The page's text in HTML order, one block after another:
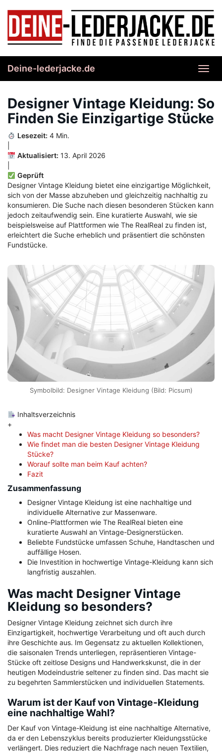
content
Deine-lederjacke.de
Designer Vintage Kleidung: So
Finden Sie Einzigartige Stücke
Lesezeit: 4 Min.
Aktualisiert: 13. April 2026
Geprüft
Designer Vintage Kleidung bietet eine einzigartige Möglichkeit,
sich von der Masse abzuheben und gleichzeitig nachhaltig zu
konsumieren. Die Suche nach diesen besonderen Stücken kann
jedoch zeitaufwendig sein. Eine kuratierte Auswahl, wie sie
beispielsweise auf Plattformen wie The RealReal zu finden ist,
erleichtert die Suche erheblich und präsentiert die schönsten
Fundstücke.
Symbolbild: Designer Vintage Kleidung (Bild: Picsum)
Inhaltsverzeichnis
+
Was macht Designer Vintage Kleidung so besonders?
Wie findet man die besten Designer Vintage Kleidung
Stücke?
Worauf sollte man beim Kauf achten?
Fazit
Zusammenfassung
Designer Vintage Kleidung ist eine nachhaltige und
individuelle Alternative zur Massenware.
Online-Plattformen wie The RealReal bieten eine
kuratierte Auswahl an Vintage-Designerstücken.
Beliebte Fundstücke umfassen Schuhe, Handtaschen und
auffällige Hosen.
Die Investition in hochwertige Vintage-Kleidung kann sich
langfristig auszahlen.
Was macht Designer Vintage
Kleidung so besonders?
Designer Vintage Kleidung zeichnet sich durch ihre
Einzigartigkeit, hochwertige Verarbeitung und oft auch durch
ihre Geschichte aus. Im Gegensatz zu aktuellen Kollektionen,
die saisonalen Trends unterliegen, repräsentieren Vintage-
Stücke oft zeitlose Designs und Handwerkskunst, die in der
heutigen Modeindustrie seltener zu finden sind. Das macht sie
zu begehrten Sammlerstücken und individuellen Statements.
Warum ist der Kauf von Vintage-Kleidung
eine nachhaltige Wahl?
Der Kauf von Vintage-Kleidung ist eine nachhaltige Alternative,
da er den Lebenszyklus bereits produzierter Kleidungsstücke
verlängert. Dies reduziert die Nachfrage nach neuen Textilien,